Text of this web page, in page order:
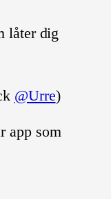
låter dig
@Urre)
app som